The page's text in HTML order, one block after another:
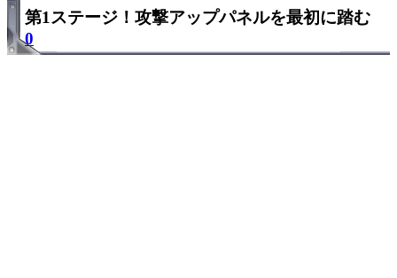
第1ステージ！攻撃アップパネルを最初に踏む
0